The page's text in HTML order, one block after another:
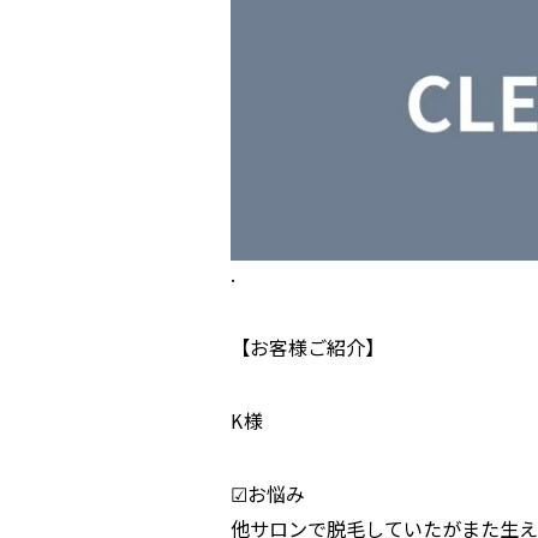
.
【お客様ご紹介】
K様
︎︎︎︎︎︎☑︎お悩み
他サロンで脱毛していたがまた生